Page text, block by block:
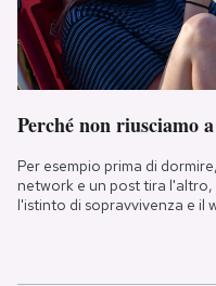
Perché non riusciamo
Per esempio prima di
network e un post tira
l'istinto di sopravvivenza e il